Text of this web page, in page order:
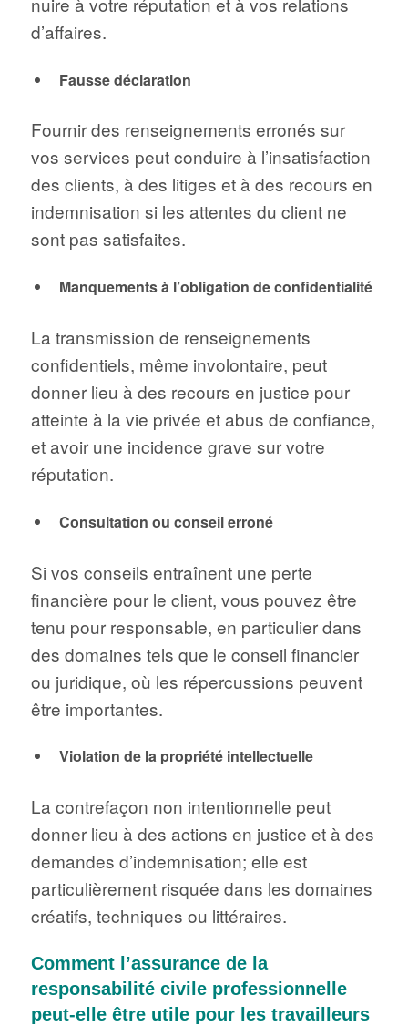
d’affaires.
Fausse déclaration
Fournir des renseignements erronés sur
vos services peut conduire à l’insatisfaction
des clients, à des litiges et à des recours en
indemnisation si les attentes du client ne
sont pas satisfaites.
Manquements à l’obligation de confidentialité
La transmission de renseignements
confidentiels, même involontaire, peut
donner lieu à des recours en justice pour
atteinte à la vie privée et abus de confiance,
et avoir une incidence grave sur votre
réputation.
Consultation ou conseilerroné
Si vos conseils entraînent une perte
financière pour le client, vous pouvez être
tenu pour responsable, en particulier dans
des domaines tels que le conseil financier
ou juridique, où les répercussions peuvent
être importantes.
Violation de la propriété intellectuelle
La contrefaçon non intentionnelle peut
donner lieu à des actions en justice et à des
demandes d’indemnisation; elle est
particulièrement risquée dans les domaines
créatifs, techniques ou littéraires.
Comment l’assurance de la
responsabilité civile professionnelle
peut-elle être utile pour les travailleurs